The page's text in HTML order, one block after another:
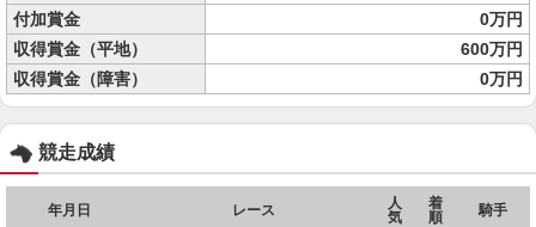
付加賞金
0万円
収得賞金（平地）
600万円
収得賞金（障害）
0万円
競走成績
年月日 レース
人
気
着
順
騎手